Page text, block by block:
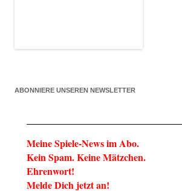
ABONNIERE UNSEREN NEWSLETTER
Meine Spiele-News im Abo.
Kein Spam. Keine Mätzchen.
Ehrenwort!
Melde Dich jetzt an!